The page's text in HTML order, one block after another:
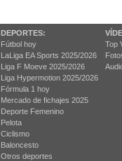
DEPORTES:
Fútbol hoy
LaLiga EA Sports 2025/2026
Liga F Moeve 2025/2026
Liga Hypermotion 2025/2026
Fórmula 1 hoy
Mercado de fichajes 2025
Deporte Femenino
Pelota
Ciclismo
Baloncesto
Otros deportes
Top